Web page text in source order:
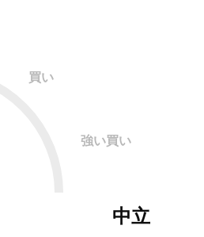
買い
強い買い
中立